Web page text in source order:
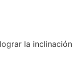
la inclinación